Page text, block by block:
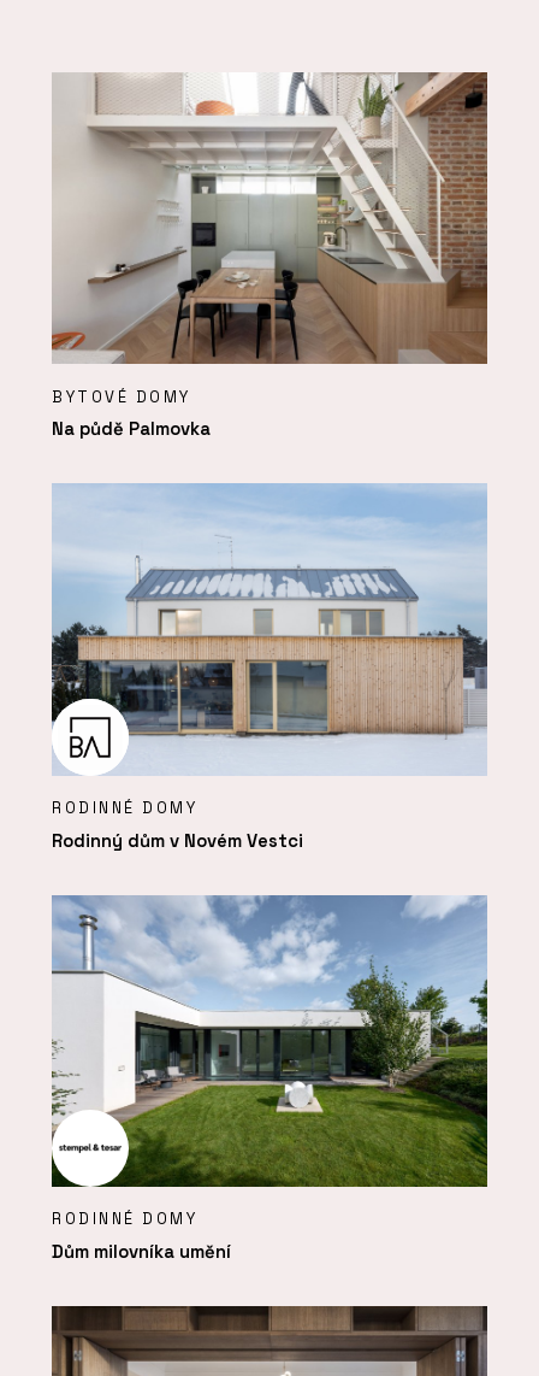
BYTOVÉ DOMY
Na půdě Palmovka
RODINNÉ DOMY
Rodinný dům v Novém Vestci
RODINNÉ DOMY
Dům milovníka umění